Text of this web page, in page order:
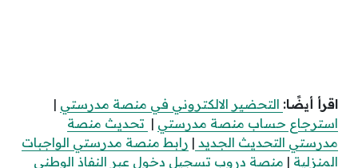
اقرأ أيضًا: التحضير الالكتروني في منصة مدرستي |
استرجاع حساب منصة مدرستي | تحديث منصة
مدرستي التحديث الجديد | رابط منصة مدرستي الواجبات
المنزلية | منصة دروب تسجيل دخول عبر النفاذ الوطني